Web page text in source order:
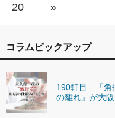
20 »
コラムピックアップ
190軒目 「角
の離れ』が大阪